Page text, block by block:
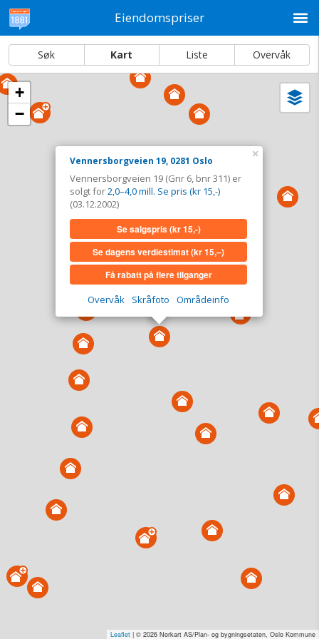
Eiendomspriser
Søk Kart Liste Overvåk
Dato og sortering
Vennersborgveien 19, 0281 Oslo
03.12.2002
2,0–4,0 mill. Se pris (kr 15,-)
Bolig. Gnr 6 - Bnr 311
Se salgspris(kr 15,-)
Se dagens verdiestimat(kr 15,–)
Få rabatt på flere tilganger
Overvåk område Vis i kart
Vis alle eiendommer i kartet
Vis radon, kvikkleire, årlige trafikkdøgn eller flomfare i
Overvåk og varsle om nye salg i området
Dato solgt er tinglyst dato. 1881 publiserer fortløpende mottatte data etter
Kundeservice
Personvern og vilkår
i
Vennersborgveien 19, 0281 Oslo
Vennersborgveien 19 (Gnr 6, bnr 311) er
solgt for2,0–4,0 mill. Se pris (kr 15,-)
(03.12.2002)
Se salgspris(kr 15,-)
Se dagens verdiestimat(kr 15,–)
Få rabatt på flere tilganger
Overvåk
Skråfoto Områdeinfo
×
+
−
Leaflet | © 2026 Norkart AS/Plan- og bygningsetaten, Oslo Kommune